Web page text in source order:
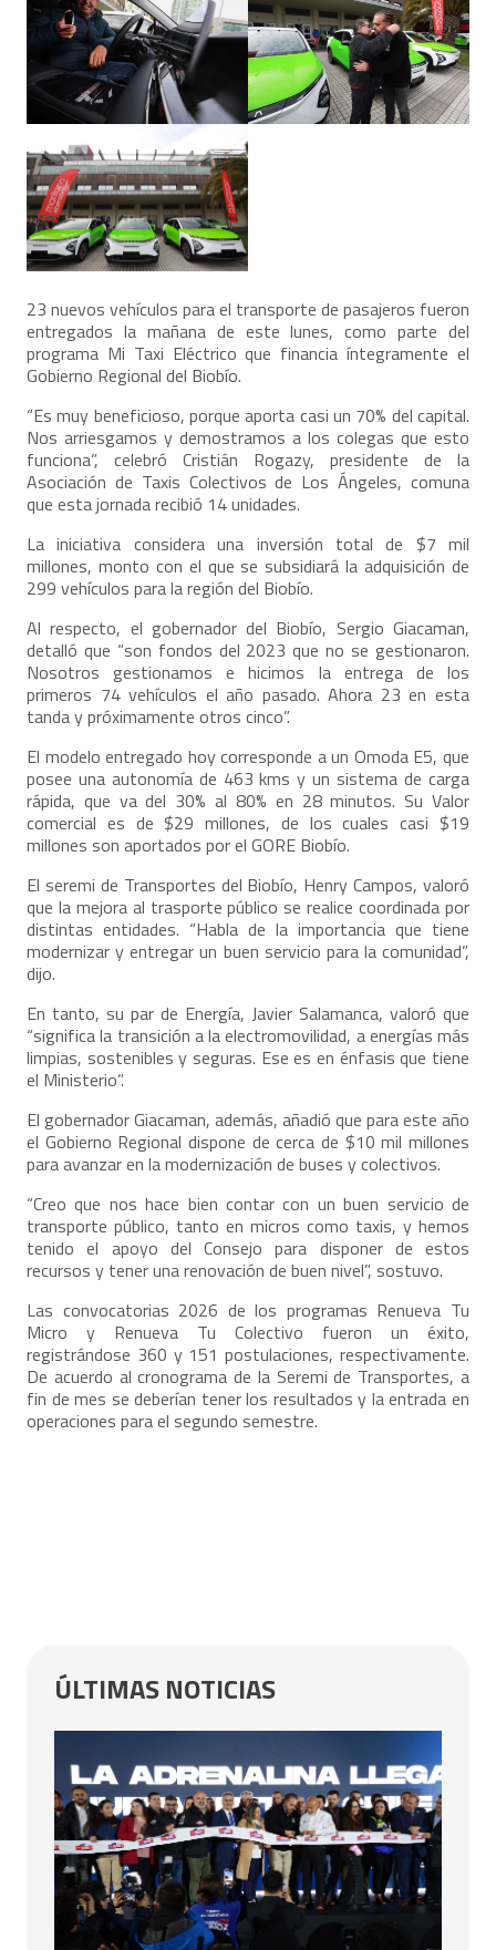
23 nuevos vehículos para el transporte de pasajeros fueron
entregados la mañana de este lunes, como parte del
programa Mi Taxi Eléctrico que financia íntegramente el
Gobierno Regional del Biobío.
“Es muy beneficioso, porque aporta casi un 70% del capital.
Nos arriesgamos y demostramos a los colegas que esto
funciona”, celebró Cristián Rogazy, presidente de la
Asociación de Taxis Colectivos de Los Ángeles, comuna
que esta jornada recibió 14 unidades.
La iniciativa considera una inversión total de $7 mil
millones, monto con el que se subsidiará la adquisición de
299 vehículos para la región del Biobío.
Al respecto, el gobernador del Biobío, Sergio Giacaman,
detalló que “son fondos del 2023 que no se gestionaron.
Nosotros gestionamos e hicimos la entrega de los
primeros 74 vehículos el año pasado. Ahora 23 en esta
tanda y próximamente otros cinco”.
El modelo entregado hoy corresponde a un Omoda E5, que
posee una autonomía de 463 kms y un sistema de carga
rápida, que va del 30% al 80% en 28 minutos. Su Valor
comercial es de $29 millones, de los cuales casi $19
millones son aportados por el GORE Biobío.
El seremi de Transportes del Biobío, Henry Campos, valoró
que la mejora al trasporte público se realice coordinada por
distintas entidades. “Habla de la importancia que tiene
modernizar y entregar un buen servicio para la comunidad”,
dijo.
En tanto, su par de Energía, Javier Salamanca, valoró que
“significa la transición a la electromovilidad, a energías más
limpias, sostenibles y seguras. Ese es en énfasis que tiene
el Ministerio”.
El gobernador Giacaman, además, añadió que para este año
el Gobierno Regional dispone de cerca de $10 mil millones
para avanzar en la modernización de buses y colectivos.
“Creo que nos hace bien contar con un buen servicio de
transporte público, tanto en micros como taxis, y hemos
tenido el apoyo del Consejo para disponer de estos
recursos y tener una renovación de buen nivel”, sostuvo.
Las convocatorias 2026 de los programas Renueva Tu
Micro y Renueva Tu Colectivo fueron un éxito,
registrándose 360 y 151 postulaciones, respectivamente.
De acuerdo al cronograma de la Seremi de Transportes, a
fin de mes se deberían tener los resultados y la entrada en
operaciones para el segundo semestre.
ÚLTIMAS NOTICIAS